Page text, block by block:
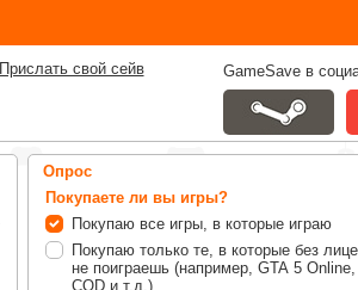
Прислать свой сейв GameSave в
Опрос
Покупаете ли вы игры?
Покупаю все игры, в которые играю
Покупаю только те, в которые без
не поиграешь (например, GTA 5
COD и т.д.)